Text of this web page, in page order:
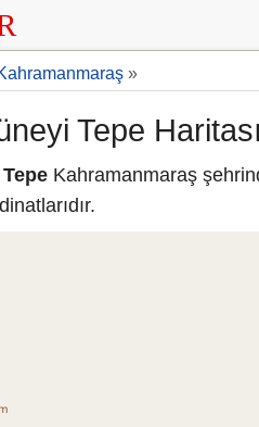
»
Tepe
Kahramanmaraş